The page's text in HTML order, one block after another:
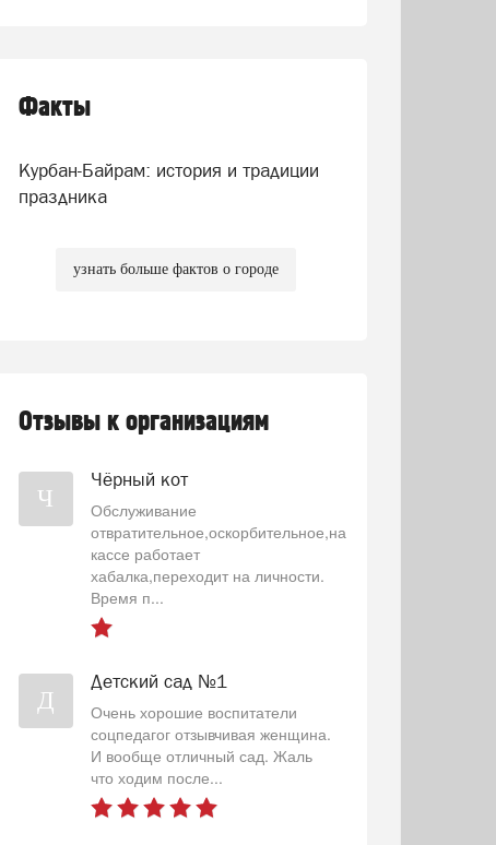
семитысячника
Факты
Курбан-Байрам: история и традиции
праздника
узнать больше фактов о городе
Отзывы к организациям
Ч
Чёрный кот
Обслуживание
отвратительное,оскорбительное,на
кассе работает
хабалка,переходит на личности.
Время п...
Д
Детский сад №1
Очень хорошие воспитатели
соцпедагог отзывчивая женщина.
И вообще отличный сад. Жаль
что ходим после...